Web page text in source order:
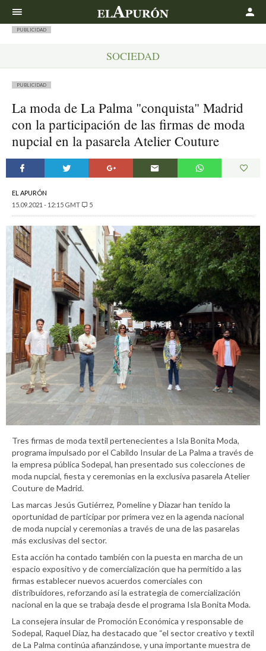
PUBLICIDAD
SOCIEDAD
PUBLICIDAD
La moda de La Palma "conquista" Madrid
con la participación de las firmas de moda
nupcial en la pasarela Atelier Couture
EL APURÓN
15.09.2021 - 12:15 GMT
5
Tres firmas de moda textil pertenecientes a Isla Bonita Moda,
programa impulsado por el Cabildo Insular de La Palma a través de
la empresa pública Sodepal, han presentado sus colecciones de
moda nupcial, fiesta y ceremonias en la exclusiva pasarela Atelier
Couture de Madrid.
Las marcas Jesús Gutiérrez, Pomeline y Diazar han tenido la
oportunidad de participar por primera vez en la agenda nacional
de moda nupcial y ceremonias a través de una de las pasarelas
más exclusivas del sector.
Esta acción ha contado también con la puesta en marcha de un
espacio expositivo y de comercialización que ha permitido a las
firmas establecer nuevos acuerdos comerciales con
distribuidores, reforzando así la estrategia de comercialización
nacional en la que se trabaja desde el programa Isla Bonita Moda.
La consejera insular de Promoción Económica y responsable de
Sodepal, Raquel Díaz, ha destacado que “el sector creativo y textil
de La Palma continúa afianzándose, y una importante muestra de